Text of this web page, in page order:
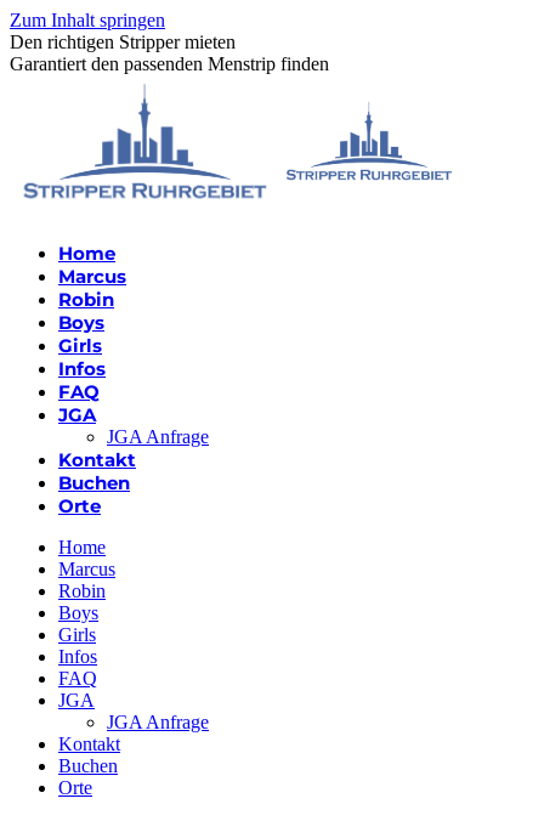
Zum Inhalt springen
Den richtigen Stripper mieten
Garantiert den passenden Menstrip finden
Home
Marcus
Robin
Boys
Girls
Infos
FAQ
JGA
JGA Anfrage
Kontakt
Buchen
Orte
Home
Marcus
Robin
Boys
Girls
Infos
FAQ
JGA
JGA Anfrage
Kontakt
Buchen
Orte